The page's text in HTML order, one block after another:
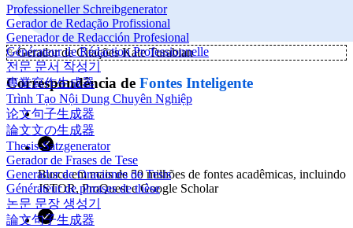
Professioneller Schreibgenerator
Gerador de Redação Profissional
Generador de Redacción Profesional
Générateur de Rédaction Professionnelle
전문 문서 작성기
專業寫作生成器
Trình Tạo Nội Dung Chuyên Nghiệp
论文句子生成器
論文文の生成器
Thesis-Satzgenerator
Gerador de Frases de Tese
Generador de Oraciones de Tesis
Générateur de phrases de thèse
논문 문장 생성기
論文句子生成器
✨Gerador de Citações Kate Turabian
Correspondência de Fontes Inteligente
Busca em mais de 50 milhões de fontes acadêmicas, incluindo
JSTOR, ProQuest e Google Scholar